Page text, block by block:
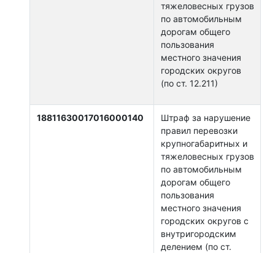
тяжеловесных грузов
по автомобильным
дорогам общего
пользования
местного значения
городских округов
(по ст. 12.211)
18811630017016000140
Штраф за нарушение
правил перевозки
крупногабаритных и
тяжеловесных грузов
по автомобильным
дорогам общего
пользования
местного значения
городских округов с
внутригородским
делением (по ст.